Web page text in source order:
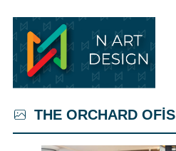
THE ORCHARD OFİS